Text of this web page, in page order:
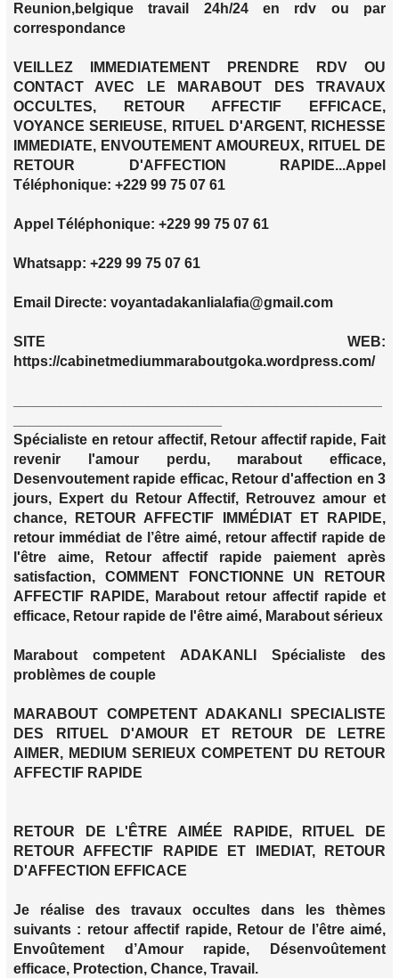
Reunion,belgique travail 24h/24 en rdv ou par
correspondance
VEILLEZ IMMEDIATEMENT PRENDRE RDV OU
CONTACT AVEC LE MARABOUT DES TRAVAUX
OCCULTES, RETOUR AFFECTIF EFFICACE,
VOYANCE SERIEUSE, RITUEL D'ARGENT, RICHESSE
IMMEDIATE, ENVOUTEMENT AMOUREUX, RITUEL DE
RETOUR D'AFFECTION RAPIDE...Appel
Téléphonique: +229 99 75 07 61
Appel Téléphonique: +229 99 75 07 61
Whatsapp: +229 99 75 07 61
Email Directe: voyantadakanlialafia@gmail.com
SITE WEB:
https://cabinetmediummaraboutgoka.wordpress.com/
Spécialiste en retour affectif, Retour affectif rapide, Fait
revenir l'amour perdu, marabout efficace,
Desenvoutement rapide efficac, Retour d'affection en 3
jours, Expert du Retour Affectif, Retrouvez amour et
chance, RETOUR AFFECTIF IMMÉDIAT ET RAPIDE,
retour immédiat de l’être aimé, retour affectif rapide de
l'être aime, Retour affectif rapide paiement après
satisfaction, COMMENT FONCTIONNE UN RETOUR
AFFECTIF RAPIDE, Marabout retour affectif rapide et
efficace, Retour rapide de l'être aimé, Marabout sérieux
Marabout competent ADAKANLI Spécialiste des
problèmes de couple
MARABOUT COMPETENT ADAKANLI SPECIALISTE
DES RITUEL D'AMOUR ET RETOUR DE LETRE
AIMER, MEDIUM SERIEUX COMPETENT DU RETOUR
AFFECTIF RAPIDE
RETOUR DE L'ÊTRE AIMÉE RAPIDE, RITUEL DE
RETOUR AFFECTIF RAPIDE ET IMEDIAT, RETOUR
D'AFFECTION EFFICACE
Je réalise des travaux occultes dans les thèmes
suivants : retour affectif rapide, Retour de l’être aimé,
Envoûtement d’Amour rapide, Désenvoûtement
efficace, Protection, Chance, Travail.